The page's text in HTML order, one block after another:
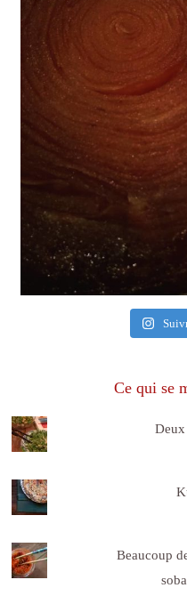
Ce qui se
Beaucoup